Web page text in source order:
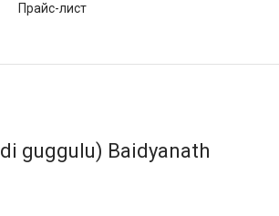
Прайс-лист
guggulu) Baidyanath